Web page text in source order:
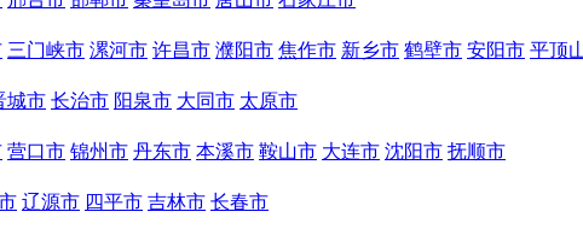
三门峡市 漯河市 许昌市 濮阳市 焦作市 新乡市 鹤壁市 安阳市 平顶
城市 长治市 阳泉市 大同市 太原市
营口市 锦州市 丹东市 本溪市 鞍山市 大连市 沈阳市 抚顺市
辽源市 四平市 吉林市 长春市